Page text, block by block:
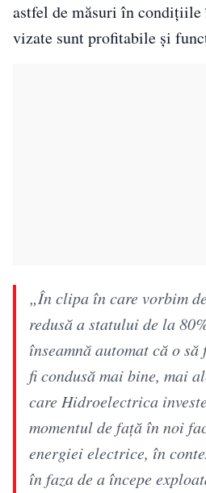
astfel de măsuri în
vizate sunt profitabile și
„În clipa în care vorbim
redusă a statului de la
înseamnă automat că o
fi condusă mai bine, mai
care Hidroelectrica
momentul de faţă în noi
energiei electrice, în
în faza de a începe